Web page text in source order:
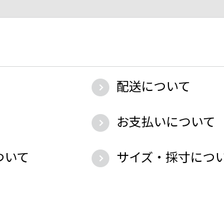
配送について
お支払いについて
て
サイズ・採寸につ